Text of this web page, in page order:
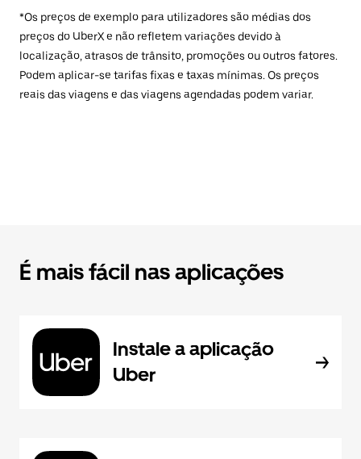
*Os preços de exemplo para utilizadores são médias dos
preços do UberX e não refletem variações devido à
localização, atrasos de trânsito, promoções ou outros fatores.
Podem aplicar-se tarifas fixas e taxas mínimas. Os preços
reais das viagens e das viagens agendadas podem variar.
É mais fácil nas aplicações
Instale a aplicação
Uber